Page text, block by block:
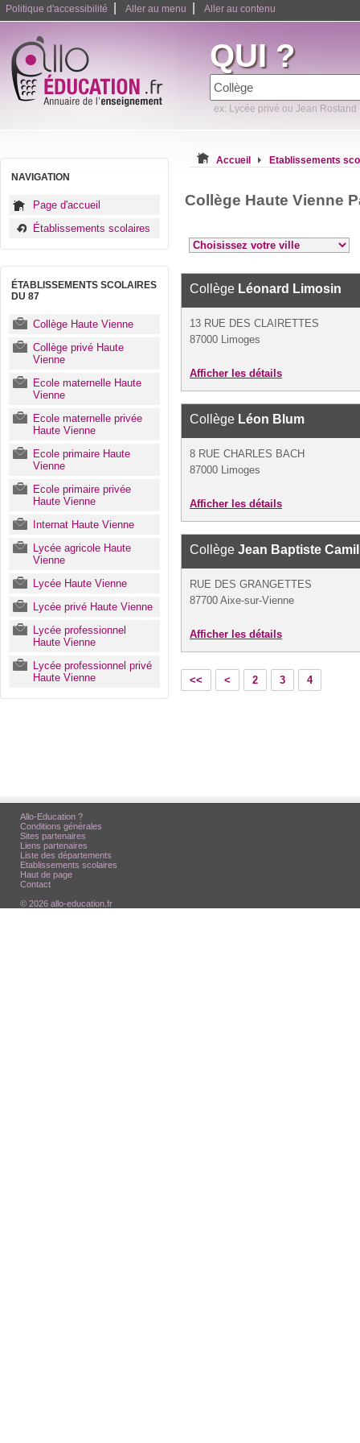
Politique d'accessibilité Aller au menu Aller au contenu
QUI ?
ex: Lycée privé ou Jean Rostand
NAVIGATION
Page d'accueil
Établissements scolaires
ÉTABLISSEMENTS SCOLAIRES
DU 87
Collège Haute Vienne
Collège privé Haute
Vienne
Ecole maternelle Haute
Vienne
Ecole maternelle privée
Haute Vienne
Ecole primaire Haute
Vienne
Ecole primaire privée
Haute Vienne
Internat Haute Vienne
Lycée agricole Haute
Vienne
Lycée Haute Vienne
Lycée privé Haute Vienne
Lycée professionnel
Haute Vienne
Lycée professionnel privé
Haute Vienne
Accueil Etablissements
Collège Haute Vienne
Collège Léonard Limosin
13 RUE DES CLAIRETTES
87000 Limoges
Afficher les détails
Collège Léon Blum
8 RUE CHARLES BACH
87000 Limoges
Afficher les détails
Collège Jean Baptiste
RUE DES GRANGETTES
87700 Aixe-sur-Vienne
Afficher les détails
<< < 2 3 4
Allo-Education ?
Conditions générales
Sites partenaires
Liens partenaires
Liste des départements
Etablissements scolaires
Haut de page
Contact
© 2026 allo-education.fr